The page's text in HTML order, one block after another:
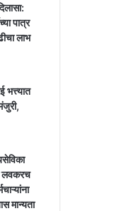
पात्र
लाभ
भत्त्यात
लवकरच
मान्यता